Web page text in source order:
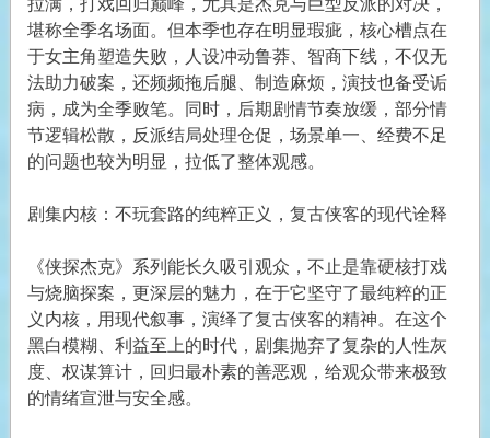
拉满，打戏回归巅峰，尤其是杰克与巨型反派的对决，
堪称全季名场面。但本季也存在明显瑕疵，核心槽点在
于女主角塑造失败，人设冲动鲁莽、智商下线，不仅无
法助力破案，还频频拖后腿、制造麻烦，演技也备受诟
病，成为全季败笔。同时，后期剧情节奏放缓，部分情
节逻辑松散，反派结局处理仓促，场景单一、经费不足
的问题也较为明显，拉低了整体观感。
剧集内核：不玩套路的纯粹正义，复古侠客的现代诠释
《侠探杰克》系列能长久吸引观众，不止是靠硬核打戏
与烧脑探案，更深层的魅力，在于它坚守了最纯粹的正
义内核，用现代叙事，演绎了复古侠客的精神。在这个
黑白模糊、利益至上的时代，剧集抛弃了复杂的人性灰
度、权谋算计，回归最朴素的善恶观，给观众带来极致
的情绪宣泄与安全感。